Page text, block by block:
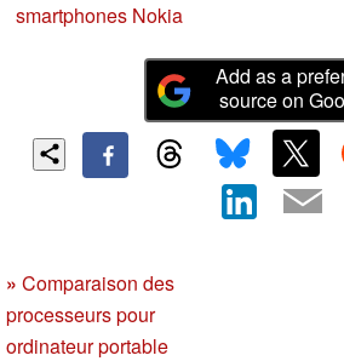
smartphones Nokia
Add as a
source on
» Comparaison des
processeurs pour
ordinateur portable